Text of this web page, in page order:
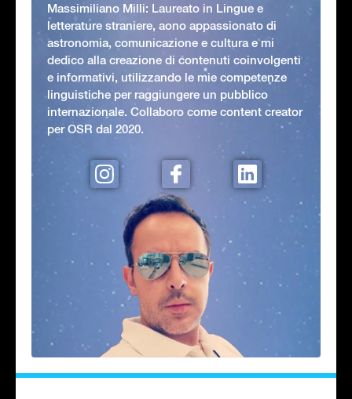
Massimiliano Milli: Laureato in Lingue e
letterature straniere, aono appassionato di
astronomia, comunicazione e cultura e mi
dedico alla creazione di contenuti coinvolgenti
e informativi, utilizzando le mie competenze
linguistiche per raggiungere un pubblico
internazionale. Collaboro come content creator
per OSR dal 2020.